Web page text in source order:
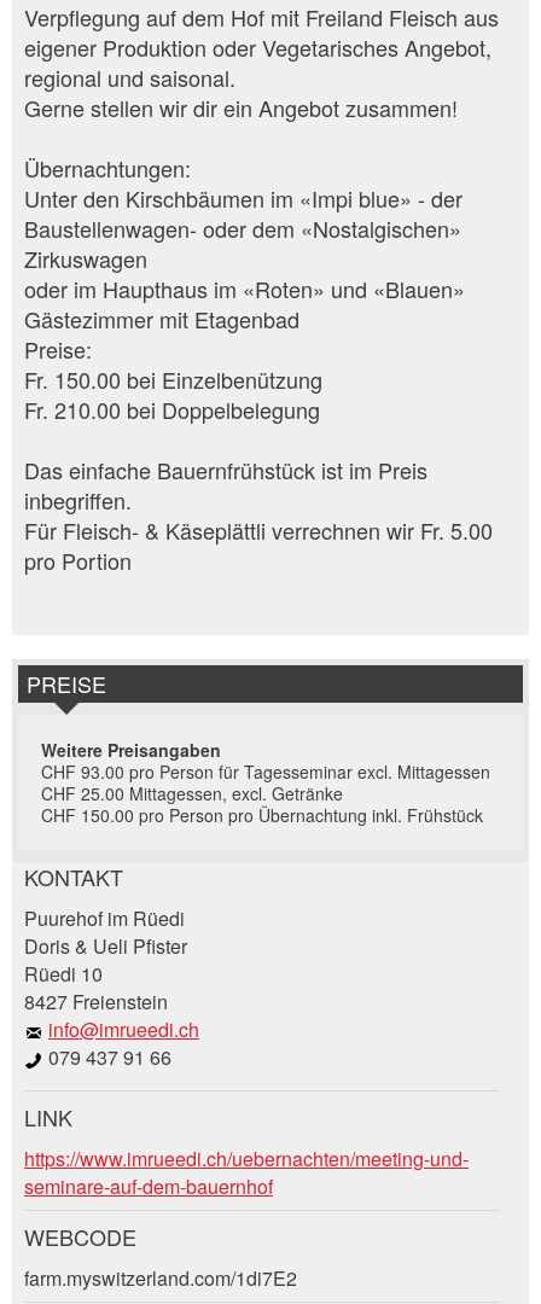
Verpflegung auf dem Hof mit Freiland Fleisch aus
eigener Produktion oder Vegetarisches Angebot,
regional und saisonal.
Gerne stellen wir dir ein Angebot zusammen!
Übernachtungen:
Unter den Kirschbäumen im «Impi blue» - der
Baustellenwagen- oder dem «Nostalgischen»
Zirkuswagen
oder im Haupthaus im «Roten» und «Blauen»
Gästezimmer mit Etagenbad
Preise:
Fr. 150.00 bei Einzelbenützung
Fr. 210.00 bei Doppelbelegung
Das einfache Bauernfrühstück ist im Preis
inbegriffen.
Für Fleisch- & Käseplättli verrechnen wir Fr. 5.00
pro Portion
PREISE
Weitere Preisangaben
CHF 93.00 pro Person für Tagesseminar excl. Mittagessen
CHF 25.00 Mittagessen, excl. Getränke
CHF 150.00 pro Person pro Übernachtung inkl. Frühstück
Anzeige beanstanden
Ihr Feedback wird sehr geschätzt!
Allgemeines Feedback
Anzeige nicht mehr gültig
Anzeige unvollständig
Anzeige weiterempfehlen
Empfehlen Sie diese Anzeige an Freunde weiter.
KONTAKT
Puurehof im Rüedi
Doris & Ueli Pfister
Rüedi 10
8427 Freienstein
info@imrueedi.ch
079 437 91 66
Buchungsanfrage
Verfassen Sie eine Nachricht für die
Kontaktpersonen dieser Anzeige.
LINK
https://www.imrueedi.ch/uebernachten/meeting-und-
seminare-auf-dem-bauernhof
WEBCODE
farm.myswitzerland.com/1di7E2